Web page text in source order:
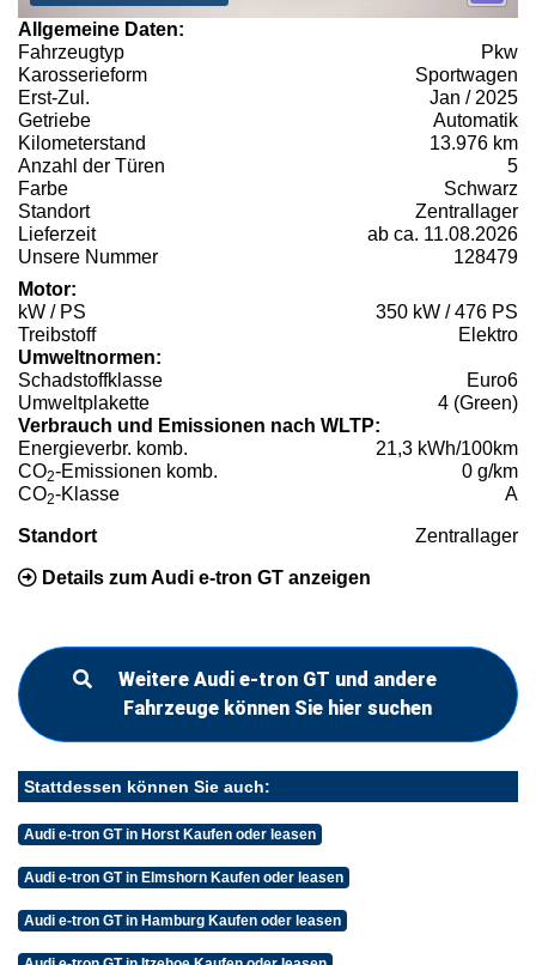
Allgemeine Daten:
Fahrzeugtyp
Pkw
Karosserieform
Sportwagen
Erst-Zul.
Jan / 2025
Getriebe
Automatik
Kilometerstand
13.976 km
Anzahl der Türen
5
Farbe
Schwarz
Standort
Zentrallager
Lieferzeit
ab ca. 11.08.2026
Unsere Nummer
128479
Motor:
kW / PS
350 kW / 476 PS
Treibstoff
Elektro
Umweltnormen:
Schadstoffklasse
Euro6
Umweltplakette
4 (Green)
Verbrauch und Emissionen nach WLTP:
Energieverbr. komb.
21,3 kWh/100km
CO2-Emissionen komb.
0 g/km
CO2-Klasse A
Standort Zentrallager
Details zum Audi e-tron GT anzeigen
Weitere Audi e-tron GT und andere
Fahrzeuge können Sie hier suchen
Stattdessen können Sie auch:
Audi e-tron GT in Horst Kaufen oder leasen
Audi e-tron GT in Elmshorn Kaufen oder leasen
Audi e-tron GT in Hamburg Kaufen oder leasen